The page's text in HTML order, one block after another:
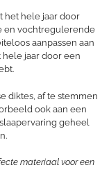
het hele jaar door
en vochtregulerende
aanpassen aan
jaar door een
diktes, af te stemmen
ook aan een
geheel
materiaal voor een